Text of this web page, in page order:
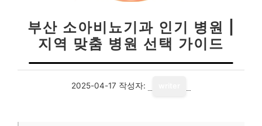
부산 소아비뇨기과 인기 병원 |
지역 맞춤 병원 선택 가이드
2025-04-17 작성자: